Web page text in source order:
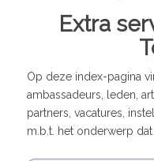
Extra
Op deze index-pagina
ambassadeurs, leden,
partners, vacatures,
m.b.t. het onderwerp